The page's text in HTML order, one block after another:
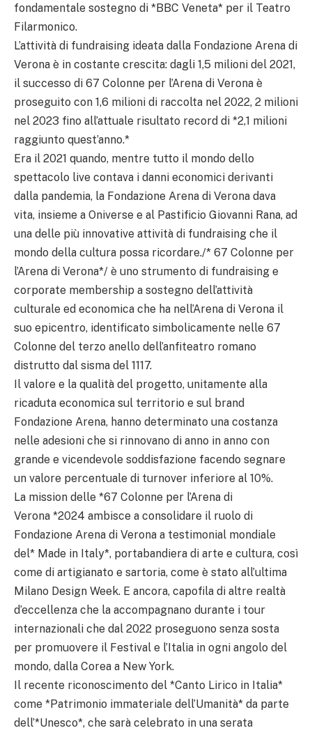
fondamentale sostegno di *BBC Veneta* per il Teatro
Filarmonico.
L’attività di fundraising ideata dalla Fondazione Arena di
Verona è in costante crescita: dagli 1,5 milioni del 2021,
il successo di 67 Colonne per l’Arena di Verona è
proseguito con 1,6 milioni di raccolta nel 2022, 2 milioni
nel 2023 fino all’attuale risultato record di *2,1 milioni
raggiunto quest’anno.*
Era il 2021 quando, mentre tutto il mondo dello
spettacolo live contava i danni economici derivanti
dalla pandemia, la Fondazione Arena di Verona dava
vita, insieme a Oniverse e al Pastificio Giovanni Rana, ad
una delle più innovative attività di fundraising che il
mondo della cultura possa ricordare./* 67 Colonne per
l’Arena di Verona*/ è uno strumento di fundraising e
corporate membership a sostegno dell’attività
culturale ed economica che ha nell’Arena di Verona il
suo epicentro, identificato simbolicamente nelle 67
Colonne del terzo anello dell’anfiteatro romano
distrutto dal sisma del 1117.
Il valore e la qualità del progetto, unitamente alla
ricaduta economica sul territorio e sul brand
Fondazione Arena, hanno determinato una costanza
nelle adesioni che si rinnovano di anno in anno con
grande e vicendevole soddisfazione facendo segnare
un valore percentuale di turnover inferiore al 10%.
La mission delle *67 Colonne per l’Arena di
Verona *2024 ambisce a consolidare il ruolo di
Fondazione Arena di Verona a testimonial mondiale
del* Made in Italy*, portabandiera di arte e cultura, così
come di artigianato e sartoria, come è stato all’ultima
Milano Design Week. E ancora, capofila di altre realtà
d’eccellenza che la accompagnano durante i tour
internazionali che dal 2022 proseguono senza sosta
per promuovere il Festival e l’Italia in ogni angolo del
mondo, dalla Corea a New York.
Il recente riconoscimento del *Canto Lirico in Italia*
come *Patrimonio immateriale dell’Umanità* da parte
dell’*Unesco*, che sarà celebrato in una serata